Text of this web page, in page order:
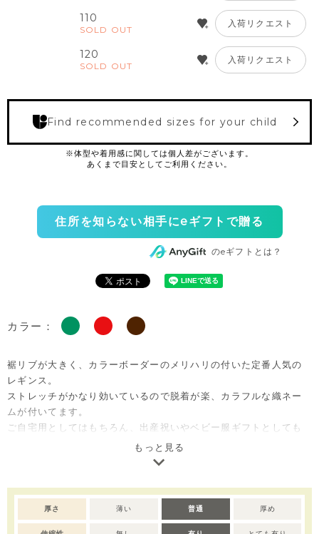
110
SOLD OUT
入荷リクエスト
120
SOLD OUT
入荷リクエスト
Find recommended sizes for your child
住所を知らない相手にeギフトで贈る
のeギフトとは？
カラー：
裾リブが大きく、カラーボーダーのメリハリの付いた定番人気の
レギンス。
ストレッチがかなり効いているので脱着が楽、カラフルな織ネー
ムが付いてます。
ご自宅用としてはもちろん、出産祝いやベビー服ギフトとしても
喜ばれるセットアイテムです。
お子さまのデイリーウェアとしてはもちろん、出産準備用やギフ
【soft &】より良い繊維で作られた、肌触りや着心地がソフトで
赤ちゃんの肌に優しい素材で作りました。
もっと見る
厚さ 薄い 普通 厚め